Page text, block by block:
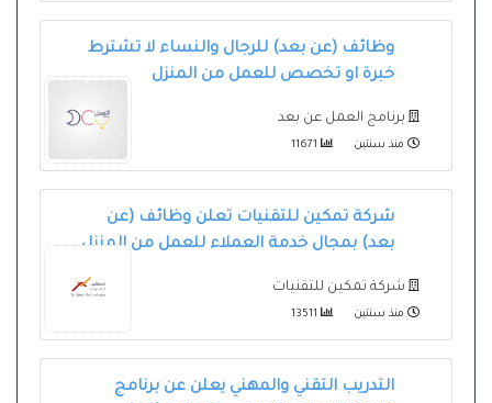
وظائف (عن بعد) للرجال والنساء لا تشترط
خبرة او تخصص للعمل من المنزل
برنامج العمل عن بعد
منذ سنتين
شركة تمكين للتقنيات تعلن وظائف (عن
بعد) بمجال خدمة العملاء للعمل من المنزل
شركة تمكين للتقنيات
منذ سنتين
التدريب التقني والمهني يعلن عن برنامج